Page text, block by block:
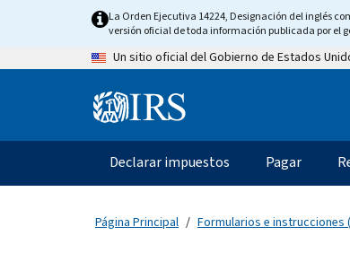
content
La Orden Ejecutiva 14224, Designación del inglés
versión oficial de toda información publicada por el
Un sitio oficial del Gobierno de Estados
Information
Navegación
principal
Declarar impuestos Pagar
Página Principal Formularios e instrucciones